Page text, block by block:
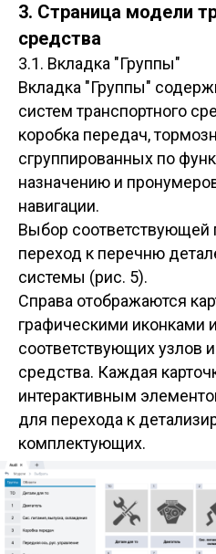
3. Страница модели
средства
3.1. Вкладка "Группы"
Вкладка "Группы"
систем транспортного
коробка передач,
сгруппированных по
назначению и
навигации.
Выбор соответствующей
переход к перечню
системы (рис. 5).
Справа отображаются
графическими иконками
соответствующих узлов
средства. Каждая
интерактивным
для перехода к
комплектующих.